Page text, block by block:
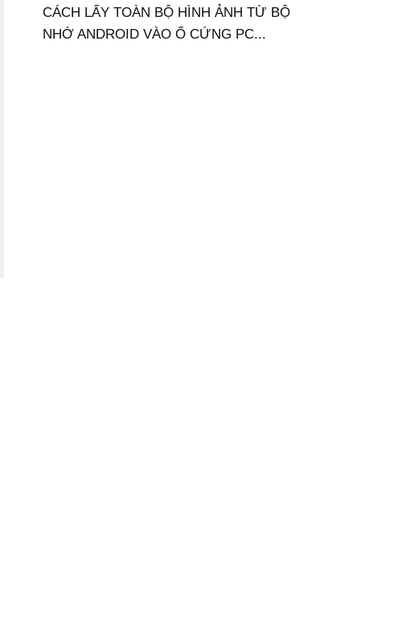
& Range("B3:B3").Value & "*"
CÁCH LẤY TOÀN BỘ HÌNH ẢNH TỪ BỘ
NHỚ ANDROID VÀO Ổ CỨNG PC...